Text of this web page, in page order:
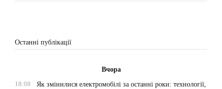
Останні публікації
Вчора
18:08
Як змінилися електромобілі за останні роки: технології,